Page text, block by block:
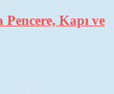
Kapı ve